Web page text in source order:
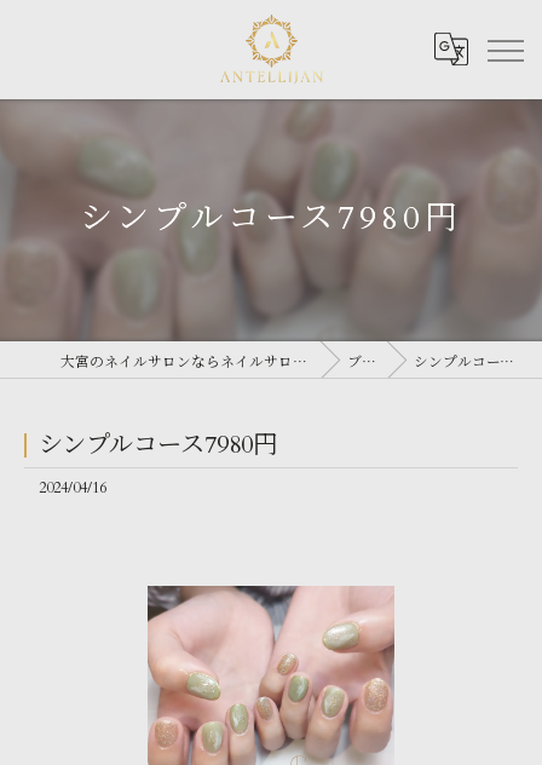
シンプルコース7980円
大宮のネイルサロンならネイルサロン Antellijan 大宮 ブログ シンプルコース7980円
シンプルコース7980円
2024/04/16